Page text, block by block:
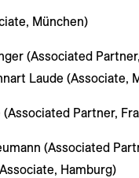
München)
(Associated
Laude (Associate,
Partner,
(Associated
Hamburg)